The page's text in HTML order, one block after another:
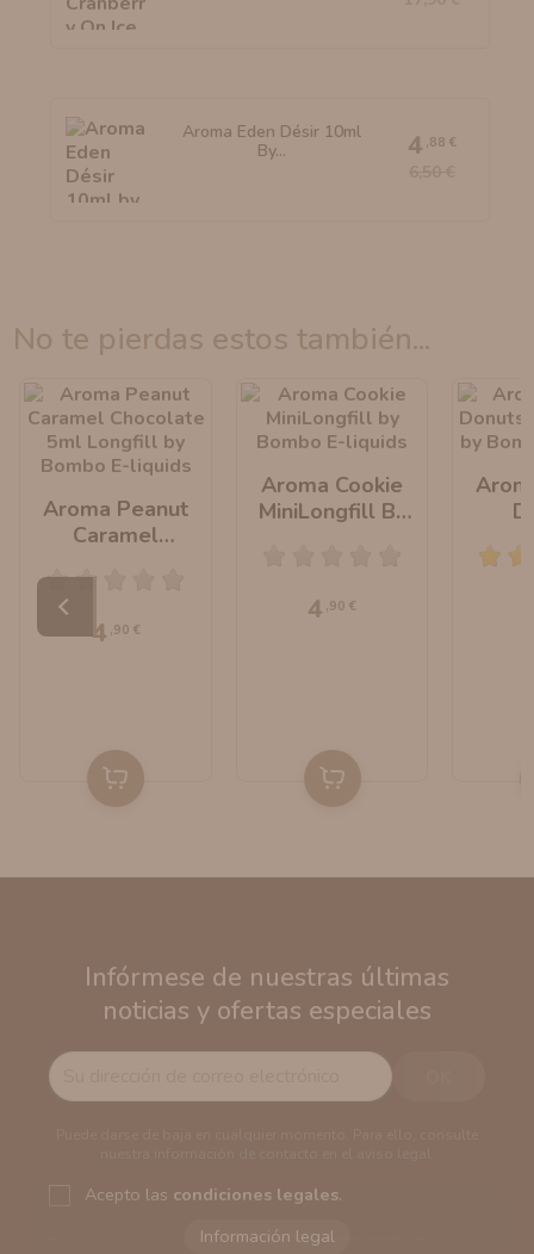
Aroma Eden Désir 10ml
By...
4 ,88 €
no te pierdas estos también...
Aroma Peanut
Caramel
MiniLongfill By
Bombo E-Liquids
4 ,90 €
Aroma Cookie
MiniLongfill By
4 ,90 €
Infórmese de nuestras últimas
noticias y ofertas especiales
Acepto las condiciones legales.
Responsable del tratamiento: VAPERS GROUPS